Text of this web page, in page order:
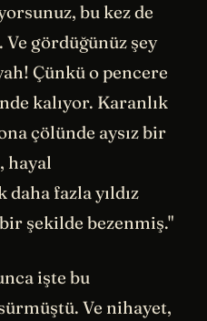
bu kez de
gördüğünüz şey
Çünkü o pencere
kalıyor. Karanlık
çölünde aysız bir
hayal
fazla yıldız
şekilde bezenmiş."
işte bu
Ve nihayet,